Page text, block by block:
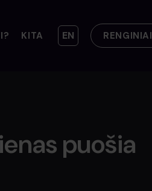
KITA EN RENGINIAI
puošia